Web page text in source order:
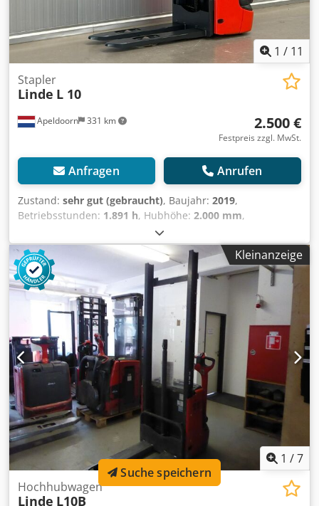
1 / 11
Apeldoorn 331 km
Stapler
Linde L 10
2.500 €
Festpreis zzgl. MwSt.
Anfragen Anrufen
Zustand: sehr gut (gebraucht), Baujahr: 2019,
Betriebsstunden: 1.891 h, Hubhöhe: 2.000 mm,
, Gesamthöhe:
Gesamtlänge:1.800 mm, Gesamtbreite:800 mm, Farbe:
Sonstige
, Leergewicht: 728 kg Codpfx Asw U Anrsbxorf
Hubkapazität: 1.000 kg CE-Kennzeichnung: ja Technischer
Zustand: sehr gut Optischer Zustand: sehr gut Allgemein
Produktionsland: Germany Zustand CE-Typ: CE
Kleinanzeige
1 /7
Hochhubwagen
Linde L10B
Suche speichern